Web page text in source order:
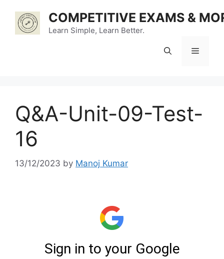
content
COMPETITIVE EXAMS &
Learn Simple, Learn Better.
Menu
Q&A-Unit-09-Test-
16
13/12/2023 by Manoj Kumar